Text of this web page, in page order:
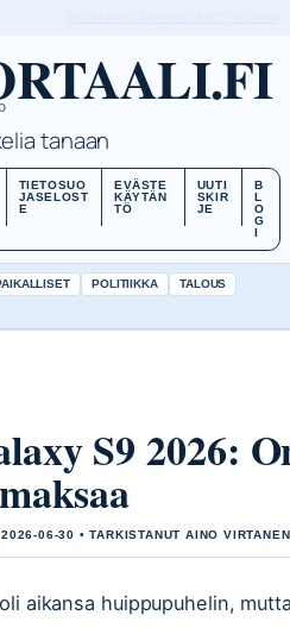
tanaan
TIETOSUO
JASELOST
E
EVÄSTE
KÄYTÄN
TÖ
UUTI
SKIR
JE
B
L
O
G
I
POLITIIKKA
TALOUS
S9 2026:
06-30 • TARKISTANUT AINO VIRTANEN
aikansa huippupuhelin,